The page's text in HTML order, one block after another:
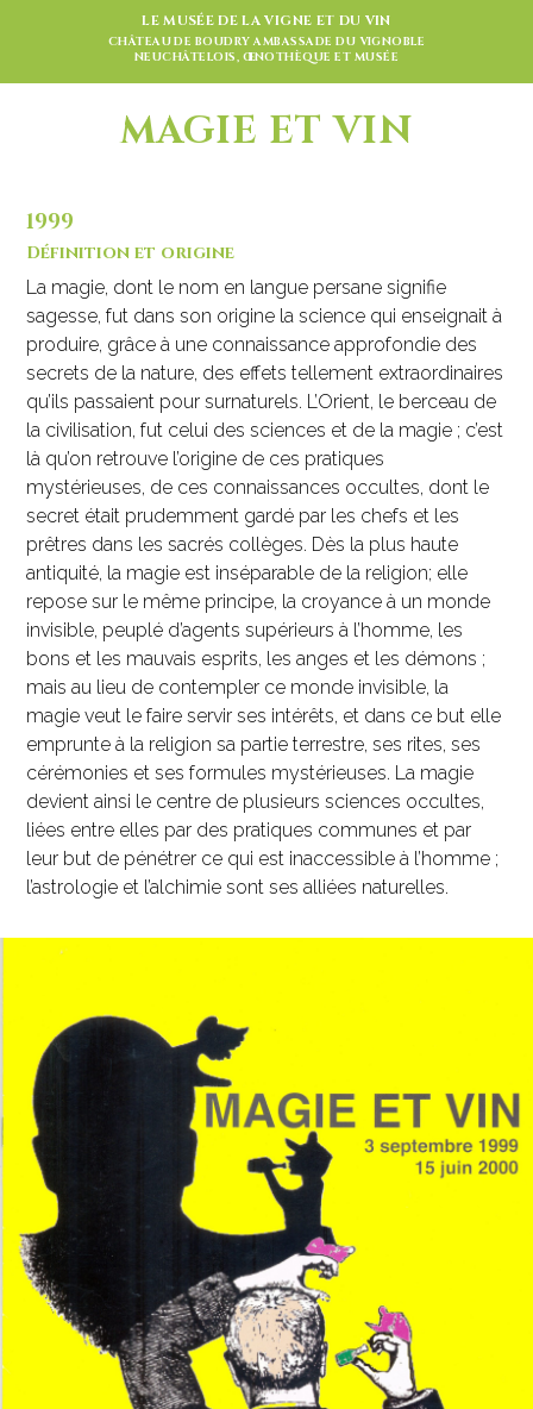
LE MUSÉE DE LA VIGNE ET DU VIN
CHÂTEAU DE BOUDRY AMBASSADE DU VIGNOBLE
NEUCHÂTELOIS, ŒNOTHÈQUE ET MUSÉE
MAGIE ET VIN
1999
Définition et origine
La magie, dont le nom en langue persane signifie
sagesse, fut dans son origine la science qui enseignait à
produire, grâce à une connaissance approfondie des
secrets de la nature, des effets tellement extraordinaires
qu’ils passaient pour surnaturels. L’Orient, le berceau de
la civilisation, fut celui des sciences et de la magie ; c’est
là qu’on retrouve l’origine de ces pratiques
mystérieuses, de ces connaissances occultes, dont le
secret était prudemment gardé par les chefs et les
prêtres dans les sacrés collèges. Dès la plus haute
antiquité, la magie est inséparable de la religion; elle
repose sur le même principe, la croyance à un monde
invisible, peuplé d’agents supérieurs à l’homme, les
bons et les mauvais esprits, les anges et les démons ;
mais au lieu de contempler ce monde invisible, la
magie veut le faire servir ses intérêts, et dans ce but elle
emprunte à la religion sa partie terrestre, ses rites, ses
cérémonies et ses formules mystérieuses. La magie
devient ainsi le centre de plusieurs sciences occultes,
liées entre elles par des pratiques communes et par
leur but de pénétrer ce qui est inaccessible à l’homme ;
l’astrologie et l’alchimie sont ses alliées naturelles.